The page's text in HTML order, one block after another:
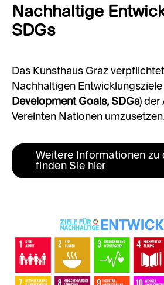
Nachhaltige
SDGs
Das Kunsthaus Graz
Nachhaltigen Entwicklungsziele
Development Goals, SDGs) der
Vereinten Nationen
Weitere Informationen zu
finden Sie hier